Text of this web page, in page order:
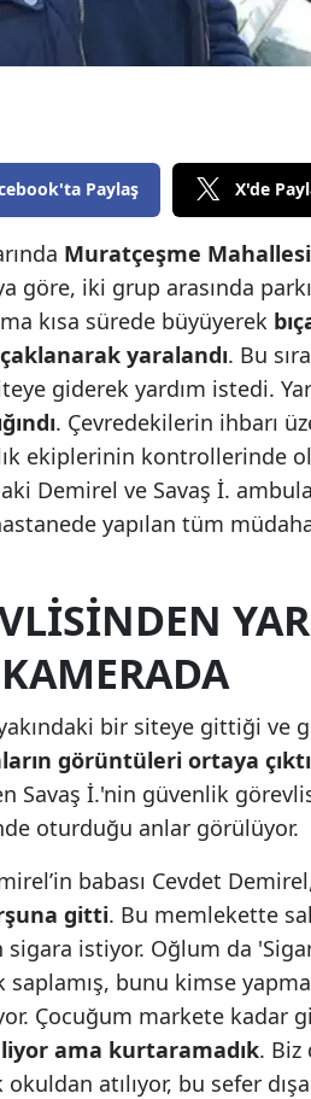
Erzurum
Eskişehir
Gaziantep
Giresun
Gümüşhane
Hakkari
Hatay
Isparta
İstanbul
İzmir
Kars
Kastamonu
Kayseri
Kırklareli
Kırşehir
Kocaeli
Konya
Kütahya
Paylaş X'de
Muratçeşme
göre, iki grup arasında
kısa sürede büyüyerek
yaralandı. Bu
giderek yardım istedi.
. Çevredekilerin ihbarı
ekiplerinin kontrollerinde
Demirel ve Savaş İ.
yapılan tüm
bir siteye gittiği ve
görüntüleri ortaya çıktı
Savaş İ.'nin güvenlik
oturduğu anlar görülüyor.
babası Cevdet
gitti. Bu memlekette
sigara istiyor. Oğlum da
saplamış, bunu kimse
Çocuğum markete kadar
ama kurtaramadık. Biz
atılıyor, bu sefer